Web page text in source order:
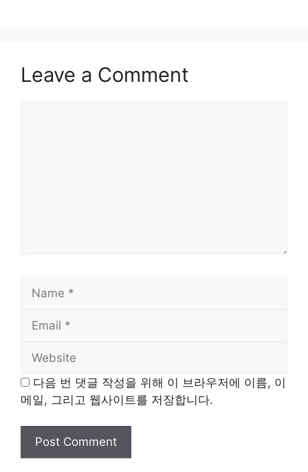
Leave a Comment
다음 번 댓글 작성을 위해 이 브라우저에 이름, 이
메일, 그리고 웹사이트를 저장합니다.